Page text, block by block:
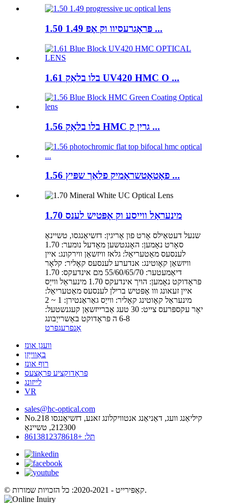
1.50 1.49 פּראָגרעסיוו וק אָפּ ...
1.61 בלו בלאַק UV420 HMC O ...
1.56 בלו בלאַק HMC גרין ק ...
1.56 פאָטאָטשראָמיק פלאַך שפּיץ ...
1.70 מינעראַל ווייסע וק אָפּטיש לענס
שנעל דעטאַילס אָרט פון אָריגין: דזשיאַנגסו, טשיינאַ
סאָרט נאָמען: האָנגטשען מאָדעל נומער: 1.70
לענסעס מאַטעריאַל: גלאז וויזשאַן ווירקונג: איין
וויזשאַן קאָוטינג: אנדערע לענסעס קאָליר: קלאָר
דיאַמעטער: 55/60/65/70 מם אינדעקס: 1.70
פּראָדוקט נאָמען: הויך אינדעקס 1.70 מינעראַל ווייַס
איין זעאונג ווו אָפּטיש ברילן לענסעס מאַטעריאַל:
מינעראַל קאָוטינג קאָליר: ווייַס גאַראַנטירן: 1 ~ 2
יאָר עקספּרעס צייט: 30 טעג אַברייזשאַן קעגנשטעל:
6-8 ה פּראָדוקט באַשרייַבונג
אָנפרעגפּרט
וועגן אונז
באַווייַזן
רוף אונז
פּראָדוקציע פּראָצעס
לייזונג
VR
sales@hc-optical.com
No.218 קיליאַנג וועג, דאַניאַנג אנטוויקלונג זאנע, דזשיאַנגסו
212300, טשיינאַ
תּל: +8613812378618
© קאַפּירייט - 2020-2021: כל הזכויות שמורות.